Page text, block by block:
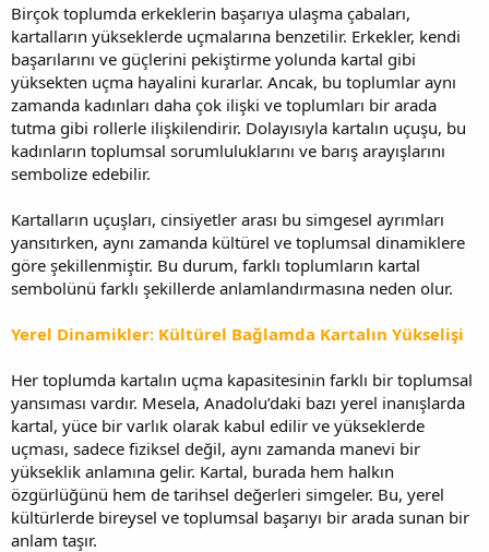
Birçok toplumda erkeklerin başarıya ulaşma çabaları,
kartalların yükseklerde uçmalarına benzetilir. Erkekler, kendi
başarılarını ve güçlerini pekiştirme yolunda kartal gibi
yüksekten uçma hayalini kurarlar. Ancak, bu toplumlar aynı
zamanda kadınları daha çok ilişki ve toplumları bir arada
tutma gibi rollerle ilişkilendirir. Dolayısıyla kartalın uçuşu, bu
kadınların toplumsal sorumluluklarını ve barış arayışlarını
sembolize edebilir.
Kartalların uçuşları, cinsiyetler arası bu simgesel ayrımları
yansıtırken, aynı zamanda kültürel ve toplumsal dinamiklere
göre şekillenmiştir. Bu durum, farklı toplumların kartal
sembolünü farklı şekillerde anlamlandırmasına neden olur.
Yerel Dinamikler: Kültürel Bağlamda Kartalın Yükselişi
Her toplumda kartalın uçma kapasitesinin farklı bir toplumsal
yansıması vardır. Mesela, Anadolu’daki bazı yerel inanışlarda
kartal, yüce bir varlık olarak kabul edilir ve yükseklerde
uçması, sadece fiziksel değil, aynı zamanda manevi bir
yükseklik anlamına gelir. Kartal, burada hem halkın
özgürlüğünü hem de tarihsel değerleri simgeler. Bu, yerel
kültürlerde bireysel ve toplumsal başarıyı bir arada sunan bir
anlam taşır.